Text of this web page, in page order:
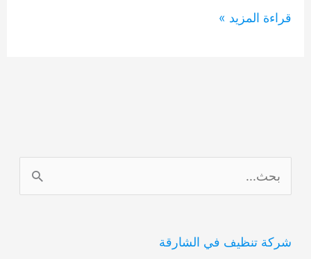
شركة
قراءة المزيد »
ل
ح
شركة تنظيف في الشارقة